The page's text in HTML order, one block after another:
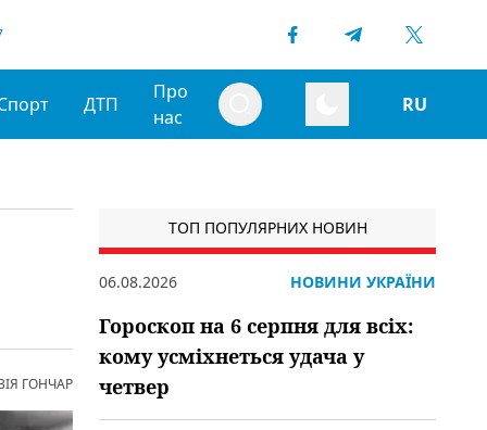
ДТП
Про
нас
RU
ГОНЧАР
ТОП ПОПУЛЯРНИХ НОВИН
06.08.2026 НОВИНИ УКРАЇНИ
Гороскоп на 6 серпня для всіх:
кому усміхнеться удача у
четвер